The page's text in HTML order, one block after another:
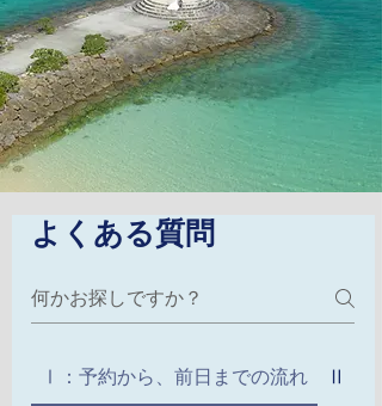
よくある質問
Ⅰ：予約から、前日までの流れ Ⅱ：